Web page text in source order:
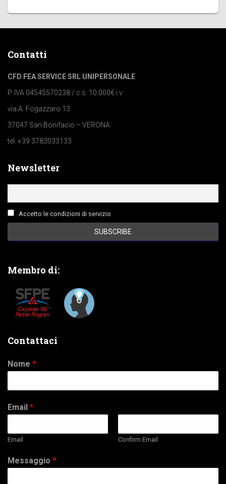
Contatti
CFD FEA SERVICE SRL UNIPERSONALE
P. IVA 04545570238 / c.s. 10.000€ i.v.
via A. Fogazzaro 13
37047 San Bonifacio – VERONA
tel. +39 3783033133
Newsletter
Accetto le condizioni di servizio
Membro di:
Contattaci
Nome *
Email *
Email Confirm Email
Messaggio *